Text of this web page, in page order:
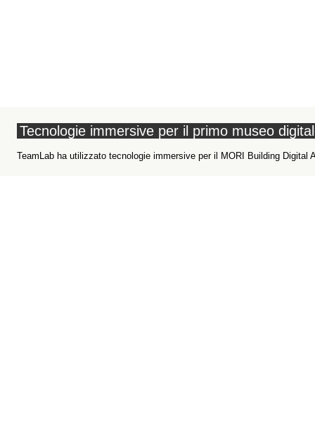
Tecnologie immersive per il primo museo
TeamLab ha utilizzato tecnologie immersive per il MORI Building